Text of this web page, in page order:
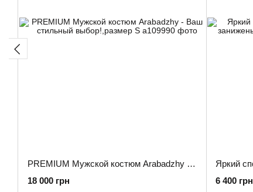
PREMIUM Мужской костюм Arabadzhy - Ваш стильный выбор!,размер S
18 000 грн
6 400 грн